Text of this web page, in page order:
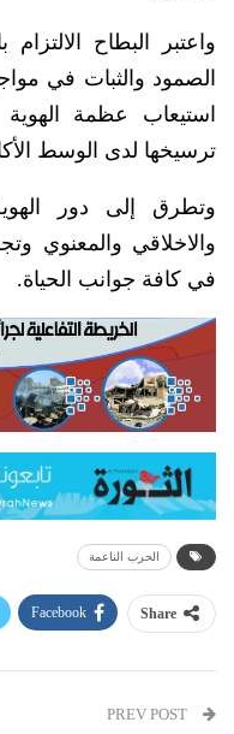
واعتبر البطاح الالتزام
الصمود والثبات في
استيعاب عظمة الهوية
ترسيخها لدى الوسط
وتطرق إلى دور
والاخلاقي والمعنوي
في كافة جوانب الحياة.
الحرب الناعمة
Share
Facebook